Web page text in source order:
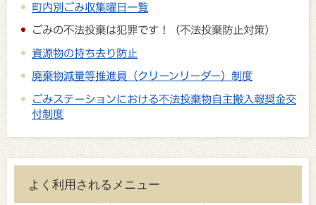
町内別ごみ収集曜日一覧
ごみの不法投棄は犯罪です！（不法投棄防止対策）
資源物の持ち去り防止
廃棄物減量等推進員（クリーンリーダー）制度
ごみステーションにおける不法投棄物自主搬入報奨金交
付制度
よく利用されるメニュー